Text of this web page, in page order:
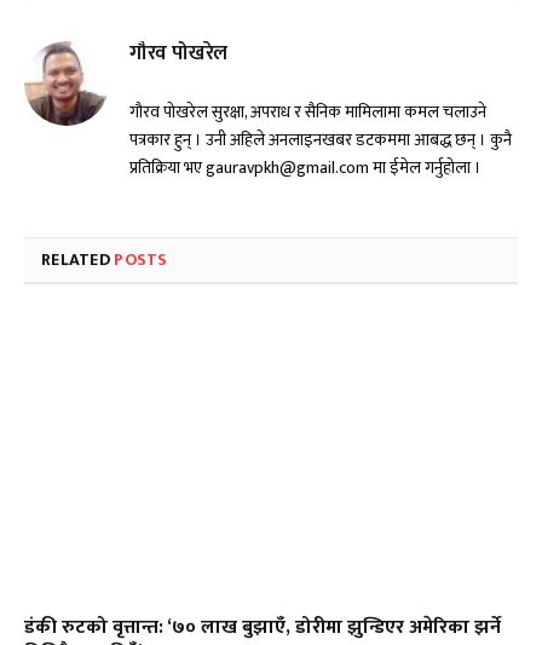
गौरव पोखरेल
गौरव पोखरेल सुरक्षा, अपराध र सैनिक मामिलामा कमल चलाउने
पत्रकार हुन् । उनी अहिले अनलाइनखबर डटकममा आबद्ध छन् । कुनै
प्रतिक्रिया भए gauravpkh@gmail.com मा ईमेल गर्नुहोला ।
RELATEDPOSTS
डंकी रुटको वृत्तान्त: ‘७० लाख बुझाएँ, डोरीमा झुन्डिएर अमेरिका झर्ने